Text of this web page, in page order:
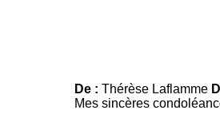
De : Thérèse Laflamme
Mes sincères